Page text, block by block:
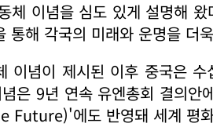
체 이념을 심도 있게 설명해
통해 각국의 미래와 운명을 더
이념이 제시된 이후 중국은
은 9년 연속 유엔총회 결의
에도 반영돼 세계 평